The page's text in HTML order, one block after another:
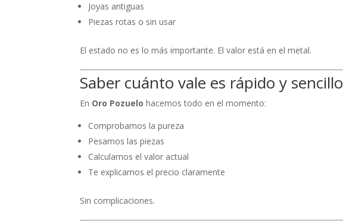
Joyas antiguas
Piezas rotas o sin usar
El estado no es lo más importante. El valor está en el metal.
Saber cuánto vale es rápido y sencillo
En Oro Pozuelo hacemos todo en el momento:
Comprobamos la pureza
Pesamos las piezas
Calculamos el valor actual
Te explicamos el precio claramente
Sin complicaciones.